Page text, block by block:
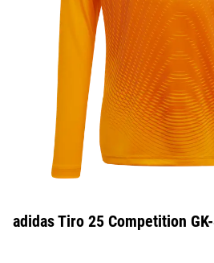
adidas Tiro 25 Competition